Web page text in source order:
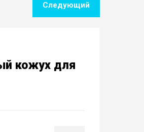
Следующий
кожух для